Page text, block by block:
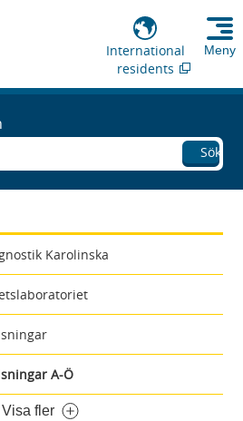
International
residents
Meny
Sök
Karolinska
A-Ö
Visa fler